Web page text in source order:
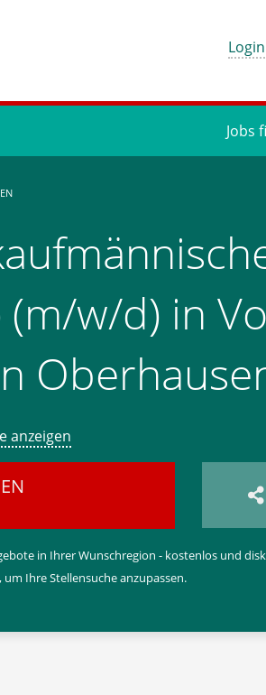
Login
Jobs
(m/w/d) in
anzeigen
in Ihrer Wunschregion - kostenlos und
um Ihre Stellensuche anzupassen.